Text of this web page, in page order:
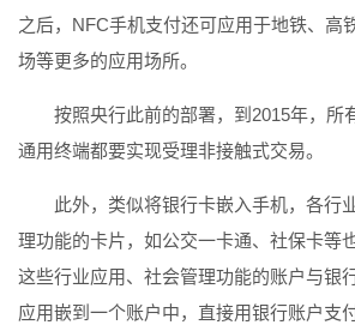
之后，NFC手机支付还可应用于地铁、高
场等更多的应用场所。
按照央行此前的部署，到2015年，所
通用终端都要实现受理非接触式交易。
此外，类似将银行卡嵌入手机，各行
理功能的卡片，如公交一卡通、社保卡等
这些行业应用、社会管理功能的账户与银
应用嵌到一个账户中，直接用银行账户支付